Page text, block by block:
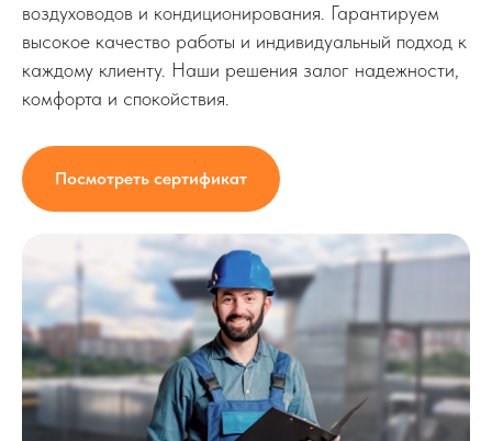
воздуховодов и кондиционирования. Гарантируем
высокое качество работы и индивидуальный подход к
каждому клиенту. Наши решения залог надежности,
комфорта и спокойствия.
Посмотреть сертификат